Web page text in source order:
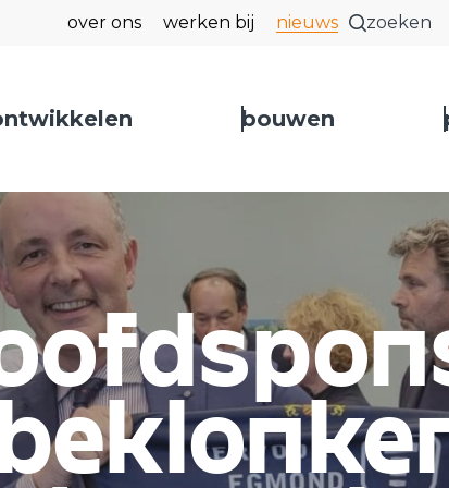
over ons werken bij nieuws zoeken
sluiten
bouwen